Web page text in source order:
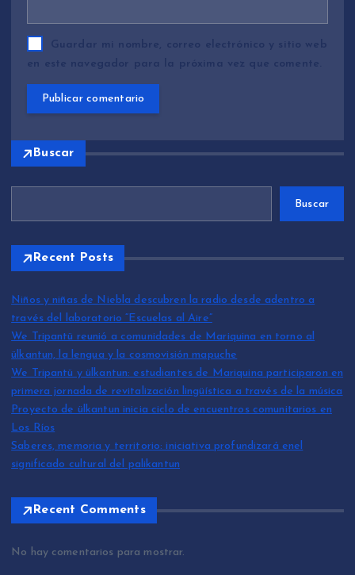
Guardar mi nombre, correo electrónico y sitio web
en este navegador para la próxima vez que comente.
Buscar
Buscar
Recent Posts
Niños y niñas de Niebla descubren la radio desde adentro a
través del laboratorio “Escuelas al Aire”
We Tripantü reunió a comunidades de Mariquina en torno al
ülkantun, la lengua y la cosmovisión mapuche
We Tripantü y ülkantun: estudiantes de Mariquina participaron en
primera jornada de revitalización lingüística a través de la música
Proyecto de ülkantun inicia ciclo de encuentros comunitarios en
Los Ríos
Saberes, memoria y territorio: iniciativa profundizará enel
significado cultural del palikantun
Recent Comments
No hay comentarios para mostrar.